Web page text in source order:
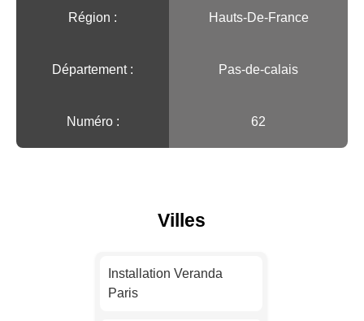
Région :️ Hauts-De-France
Département : Pas-de-calais
Numéro : 62
Villes
Installation Veranda
Paris